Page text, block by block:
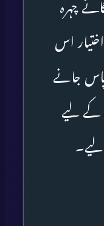
چہرہ
اس
جانے
کے لیے